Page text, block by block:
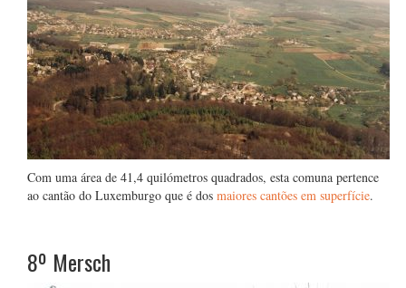
Com uma área de 41,4 quilómetros quadrados, esta comuna pertence
ao cantão do Luxemburgo que é dos maiores cantões em superfície.
8º Mersch